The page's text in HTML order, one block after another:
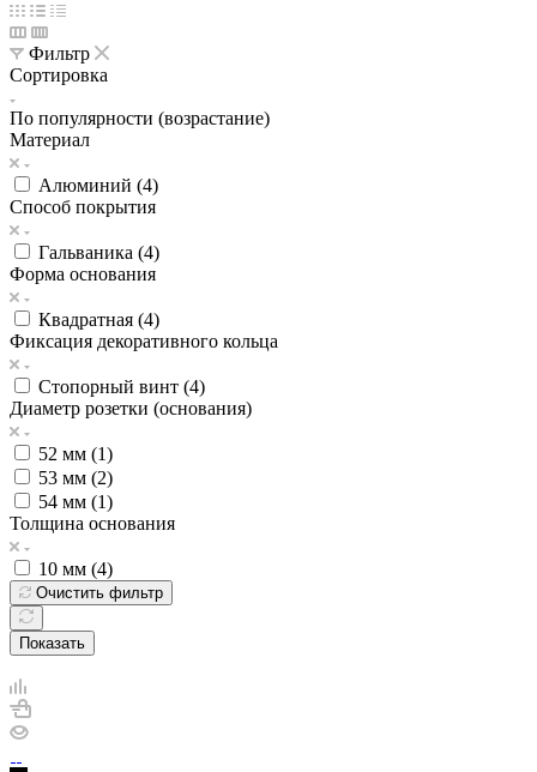
Фильтр
Сортировка
По популярности (возрастание)
Материал
Алюминий (4)
Способ покрытия
Гальваника (4)
Форма основания
Квадратная (4)
Фиксация декоративного кольца
Стопорный винт (4)
Диаметр розетки (основания)
52 мм (1)
53 мм (2)
54 мм (1)
Толщина основания
10 мм (4)
Очистить фильтр
Показать